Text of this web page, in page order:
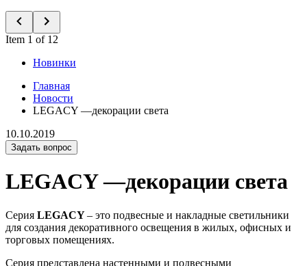
Item 1 of 12
Новинки
Главная
Новости
LEGACY —декорации света
10.10.2019
Задать вопрос
LEGACY —декорации света
Серия LEGACY– это подвесные и накладные светильники
для создания декоративного освещения в жилых, офисных и
торговых помещениях.
Серия представлена настенными и подвесными